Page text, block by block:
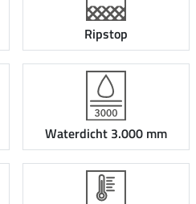
Ripstop
Waterdicht 3.000 mm